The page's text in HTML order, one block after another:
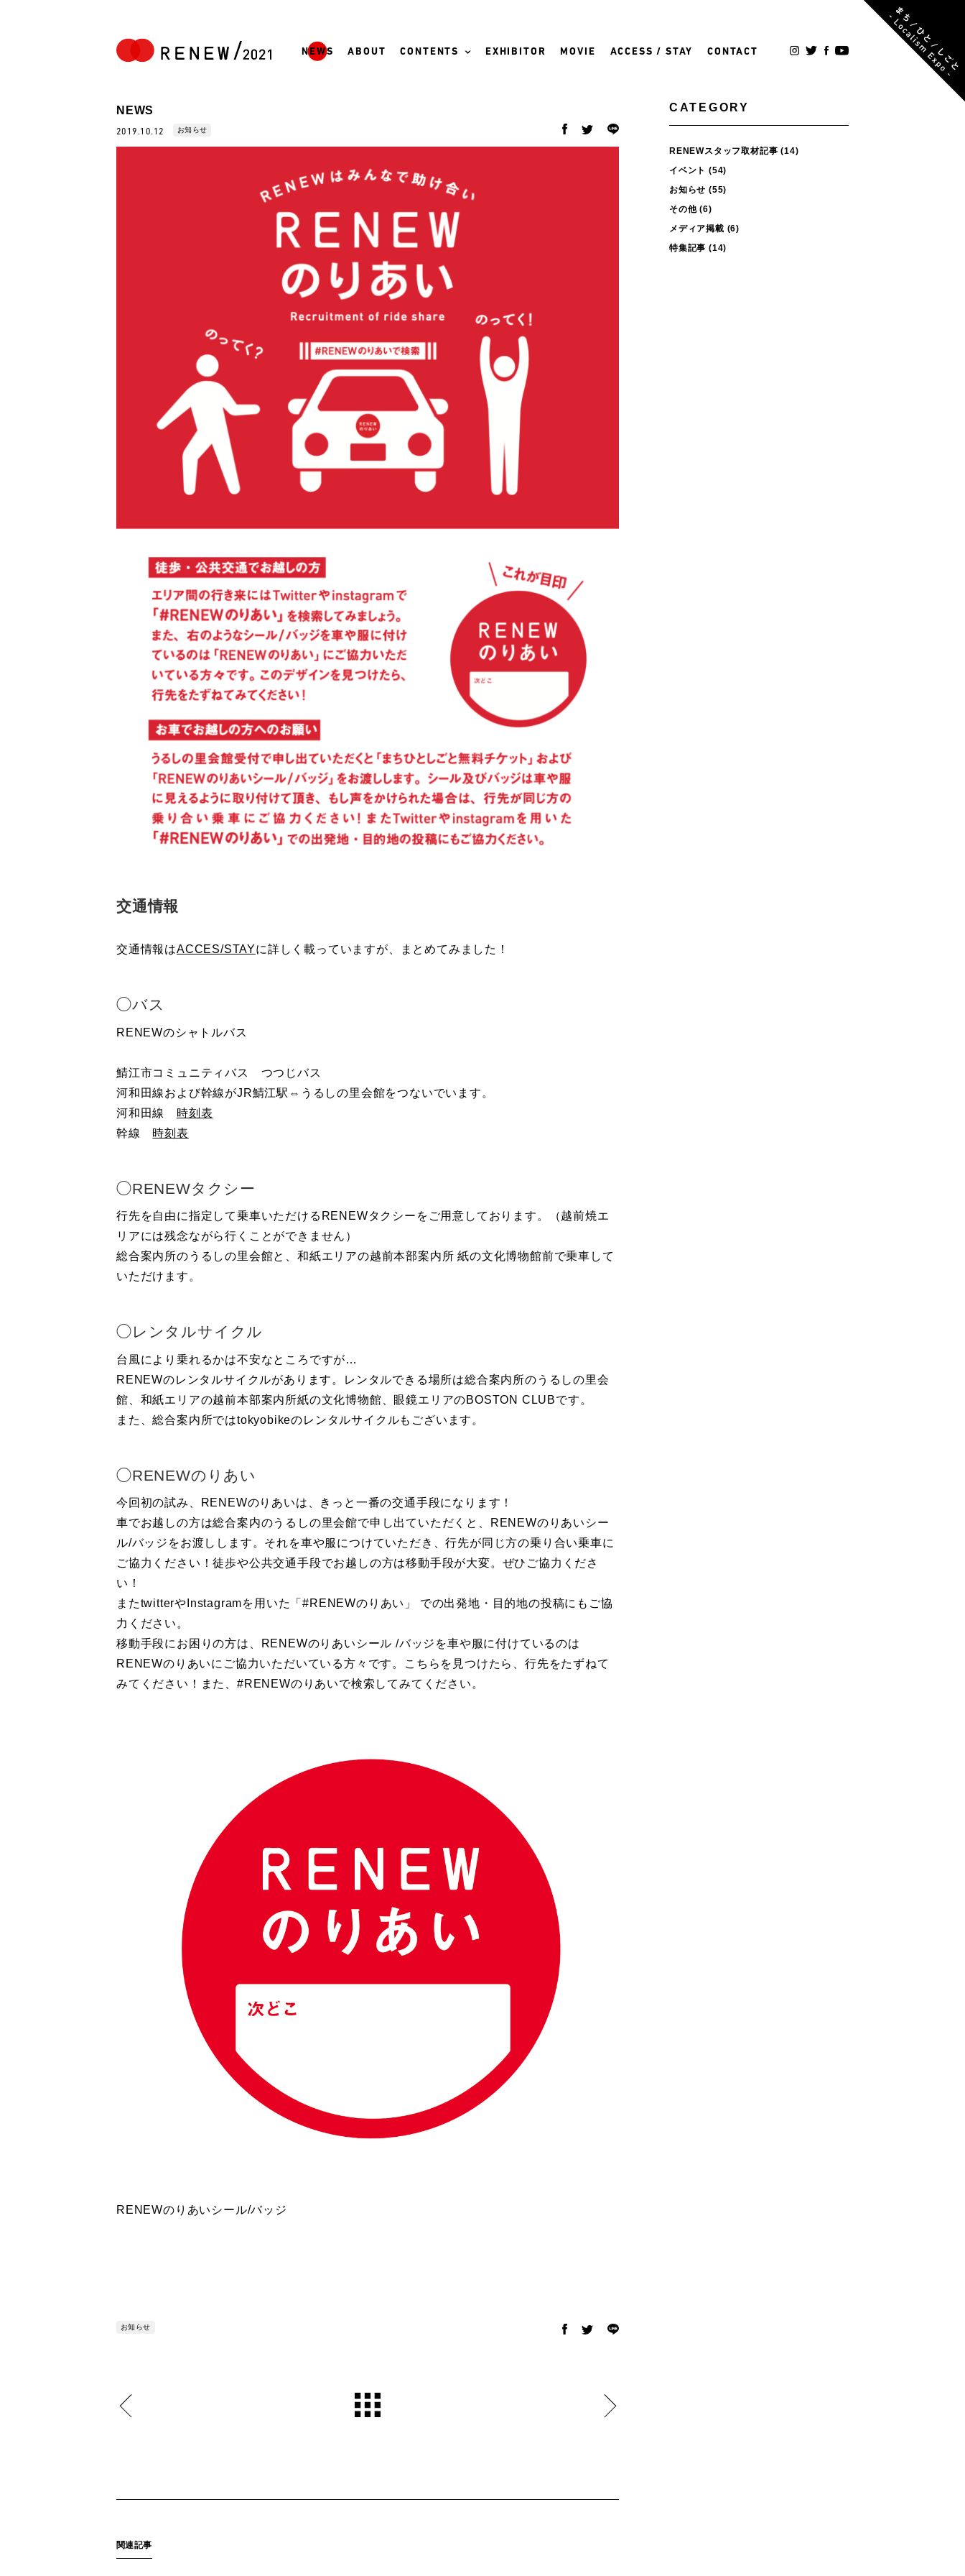
NEWS ABOUT CONTENTS EXHIBITOR MOVIE ACCESS / STAY CONTACT
NEWS
2019.10.12 お知らせ
交通情報
交通情報はACCES/STAYに詳しく載っていますが、まとめてみました！
◯バス
RENEWのシャトルバス
鯖江市コミュニティバス つつじバス
河和田線および幹線がJR鯖江駅⇔うるしの里会館をつないでいます。
河和田線 時刻表
幹線 時刻表
◯RENEWタクシー
行先を自由に指定して乗車いただけるRENEWタクシーをご用意しております。（越前焼エ
リアには残念ながら行くことができません）
総合案内所のうるしの里会館と、和紙エリアの越前本部案内所 紙の文化博物館前で乗車して
いただけます。
◯レンタルサイクル
台風により乗れるかは不安なところですが…
RENEWのレンタルサイクルがあります。レンタルできる場所は総合案内所のうるしの里会
館、和紙エリアの越前本部案内所紙の文化博物館、眼鏡エリアのBOSTON CLUBです。
また、総合案内所ではtokyobikeのレンタルサイクルもございます。
◯RENEWのりあい
今回初の試み、RENEWのりあいは、きっと一番の交通手段になります！
車でお越しの方は総合案内のうるしの里会館で申し出ていただくと、RENEWのりあいシー
ル/バッジをお渡しします。それを車や服につけていただき、行先が同じ方の乗り合い乗車に
ご協力ください！徒歩や公共交通手段でお越しの方は移動手段が大変。ぜひご協力くださ
い！
またtwitterやInstagramを用いた「#RENEWのりあい」 での出発地・目的地の投稿にもご協
力ください。
移動手段にお困りの方は
RENEWのりあいシール /バッジを車や服に付けているのは
RENEWのりあいにご協力いただいている方々です。こちらを見つけたら、行先をたずねて
みてください！また、#RENEWのりあいで検索してみてください。
RENEWのりあいシール/バッジ
お知らせ
関連記事
CATEGORY
RENEWスタッフ取材記事 (14)
イベント (54)
お知らせ (55)
その他(6)
メディア掲載 (6)
特集記事 (14)